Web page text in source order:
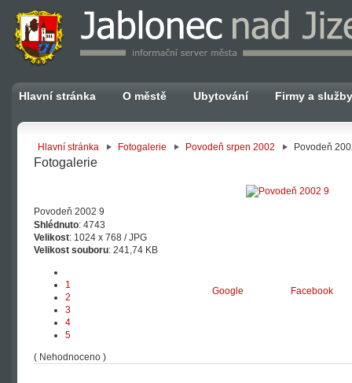
Hlavní stránka O městě Ubytování Firmy a služby
Hlavní stránka Fotogalerie Povodeň srpen 2002 Povodeň
Fotogalerie
Povodeň 2002 9
Shlédnuto: 4743
Velikost: 1024 x 768 / JPG
Velikost souboru: 241,74 KB
1
2
3
4
5
( Nehodnoceno )
Google Facebook